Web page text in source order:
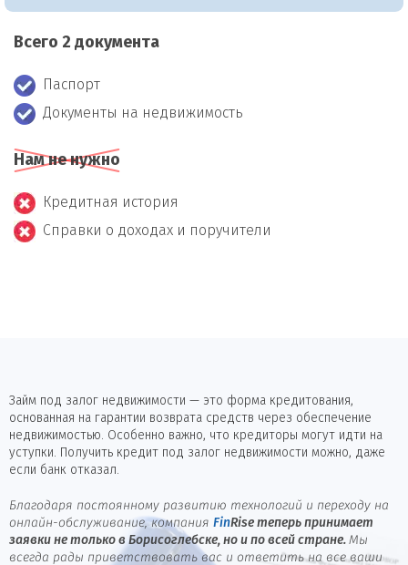
Всего 2 документа
Паспорт
Документы на недвижимость
Нам не нужно
Кредитная история
Справки о доходах и поручители
Займ под залог недвижимости — это форма кредитования,
основанная на гарантии возврата средств через обеспечение
недвижимостью. Особенно важно, что кредиторы могут идти на
уступки. Получить кредит под залог недвижимости можно, даже
если банк отказал.
Благодаря постоянному развитию технологий и переходу на
онлайн-обслуживание, компания FinRise теперь принимает
заявки не только в Борисоглебске, но и по всей стране. Мы
всегда рады приветствовать вас и ответить на все ваши